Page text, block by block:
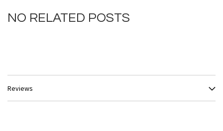
NO RELATED POSTS
Reviews